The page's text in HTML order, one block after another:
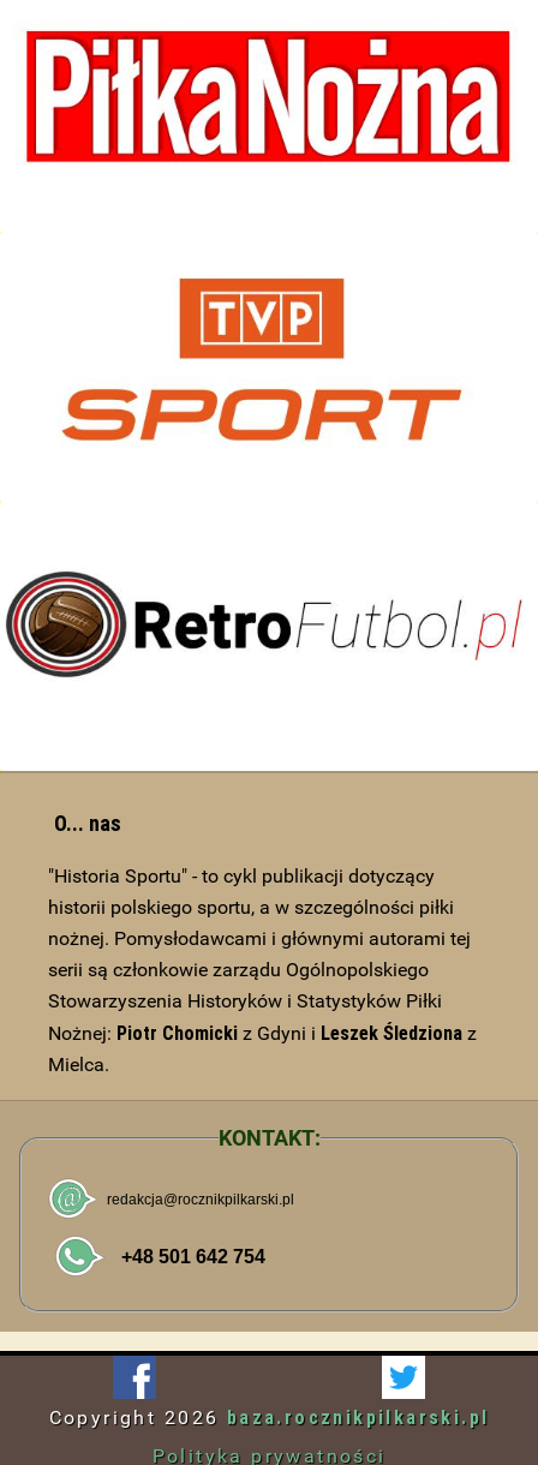
O... nas
"Historia Sportu" - to cykl publikacji dotyczący
historii polskiego sportu, a w szczególności piłki
nożnej. Pomysłodawcami i głównymi autorami tej
serii są członkowie zarządu Ogólnopolskiego
Stowarzyszenia Historyków i Statystyków Piłki
Nożnej: Piotr Chomicki z Gdyni i Leszek Śledziona z
Mielca.
KONTAKT:
Copyright 2026 baza.rocznikpilkarski.pl
Polityka prywatności